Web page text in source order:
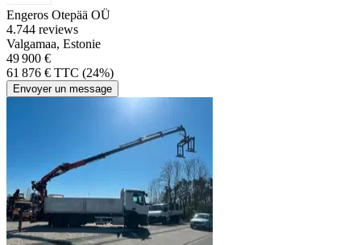
Engeros Otepää OÜ
4.744 reviews
Valgamaa, Estonie
49 900 €
61 876 € TTC (24%)
Envoyer un message